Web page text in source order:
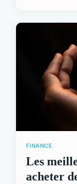
FINANCE
Les
acheter